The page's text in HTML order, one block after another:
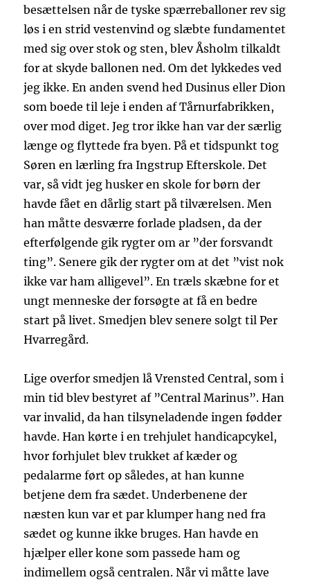
besættelsen når de tyske spærreballoner rev sig
løs i en strid vestenvind og slæbte fundamentet
med sig over stok og sten, blev Åsholm tilkaldt
for at skyde ballonen ned. Om det lykkedes ved
jeg ikke. En anden svend hed Dusinus eller Dion
som boede til leje i enden af Tårnurfabrikken,
over mod diget. Jeg tror ikke han var der særlig
længe og flyttede fra byen. På et tidspunkt tog
Søren en lærling fra Ingstrup Efterskole. Det
var, så vidt jeg husker en skole for børn der
havde fået en dårlig start på tilværelsen. Men
han måtte desværre forlade pladsen, da der
efterfølgende gik rygter om ar ”der forsvandt
ting”. Senere gik der rygter om at det ”vist nok
ikke var ham alligevel”. En træls skæbne for et
ungt menneske der forsøgte at få en bedre
start på livet. Smedjen blev senere solgt til Per
Hvarregård.
Lige overfor smedjen lå Vrensted Central, som i
min tid blev bestyret af ”Central Marinus”. Han
var invalid, da han tilsyneladende ingen fødder
havde. Han kørte i en trehjulet handicapcykel,
hvor forhjulet blev trukket af kæder og
pedalarme ført op således, at han kunne
betjene dem fra sædet. Underbenene der
næsten kun var et par klumper hang ned fra
sædet og kunne ikke bruges. Han havde en
hjælper eller kone som passede ham og
indimellem også centralen. Når vi måtte lave